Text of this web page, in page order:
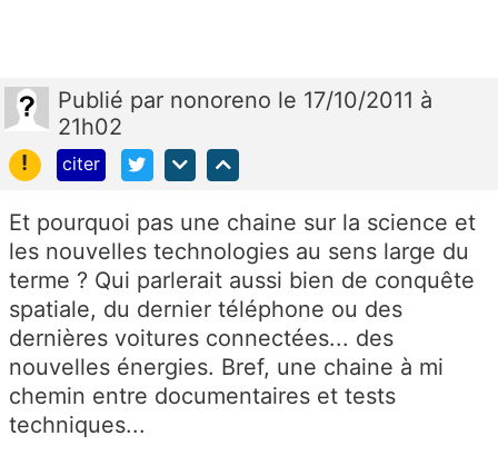
Publié par nonoreno le 17/10/2011 à
21h02
!
citer
Et pourquoi pas une chaine sur la science et
les nouvelles technologies au sens large du
terme ? Qui parlerait aussi bien de conquête
spatiale, du dernier téléphone ou des
dernières voitures connectées... des
nouvelles énergies. Bref, une chaine à mi
chemin entre documentaires et tests
techniques...